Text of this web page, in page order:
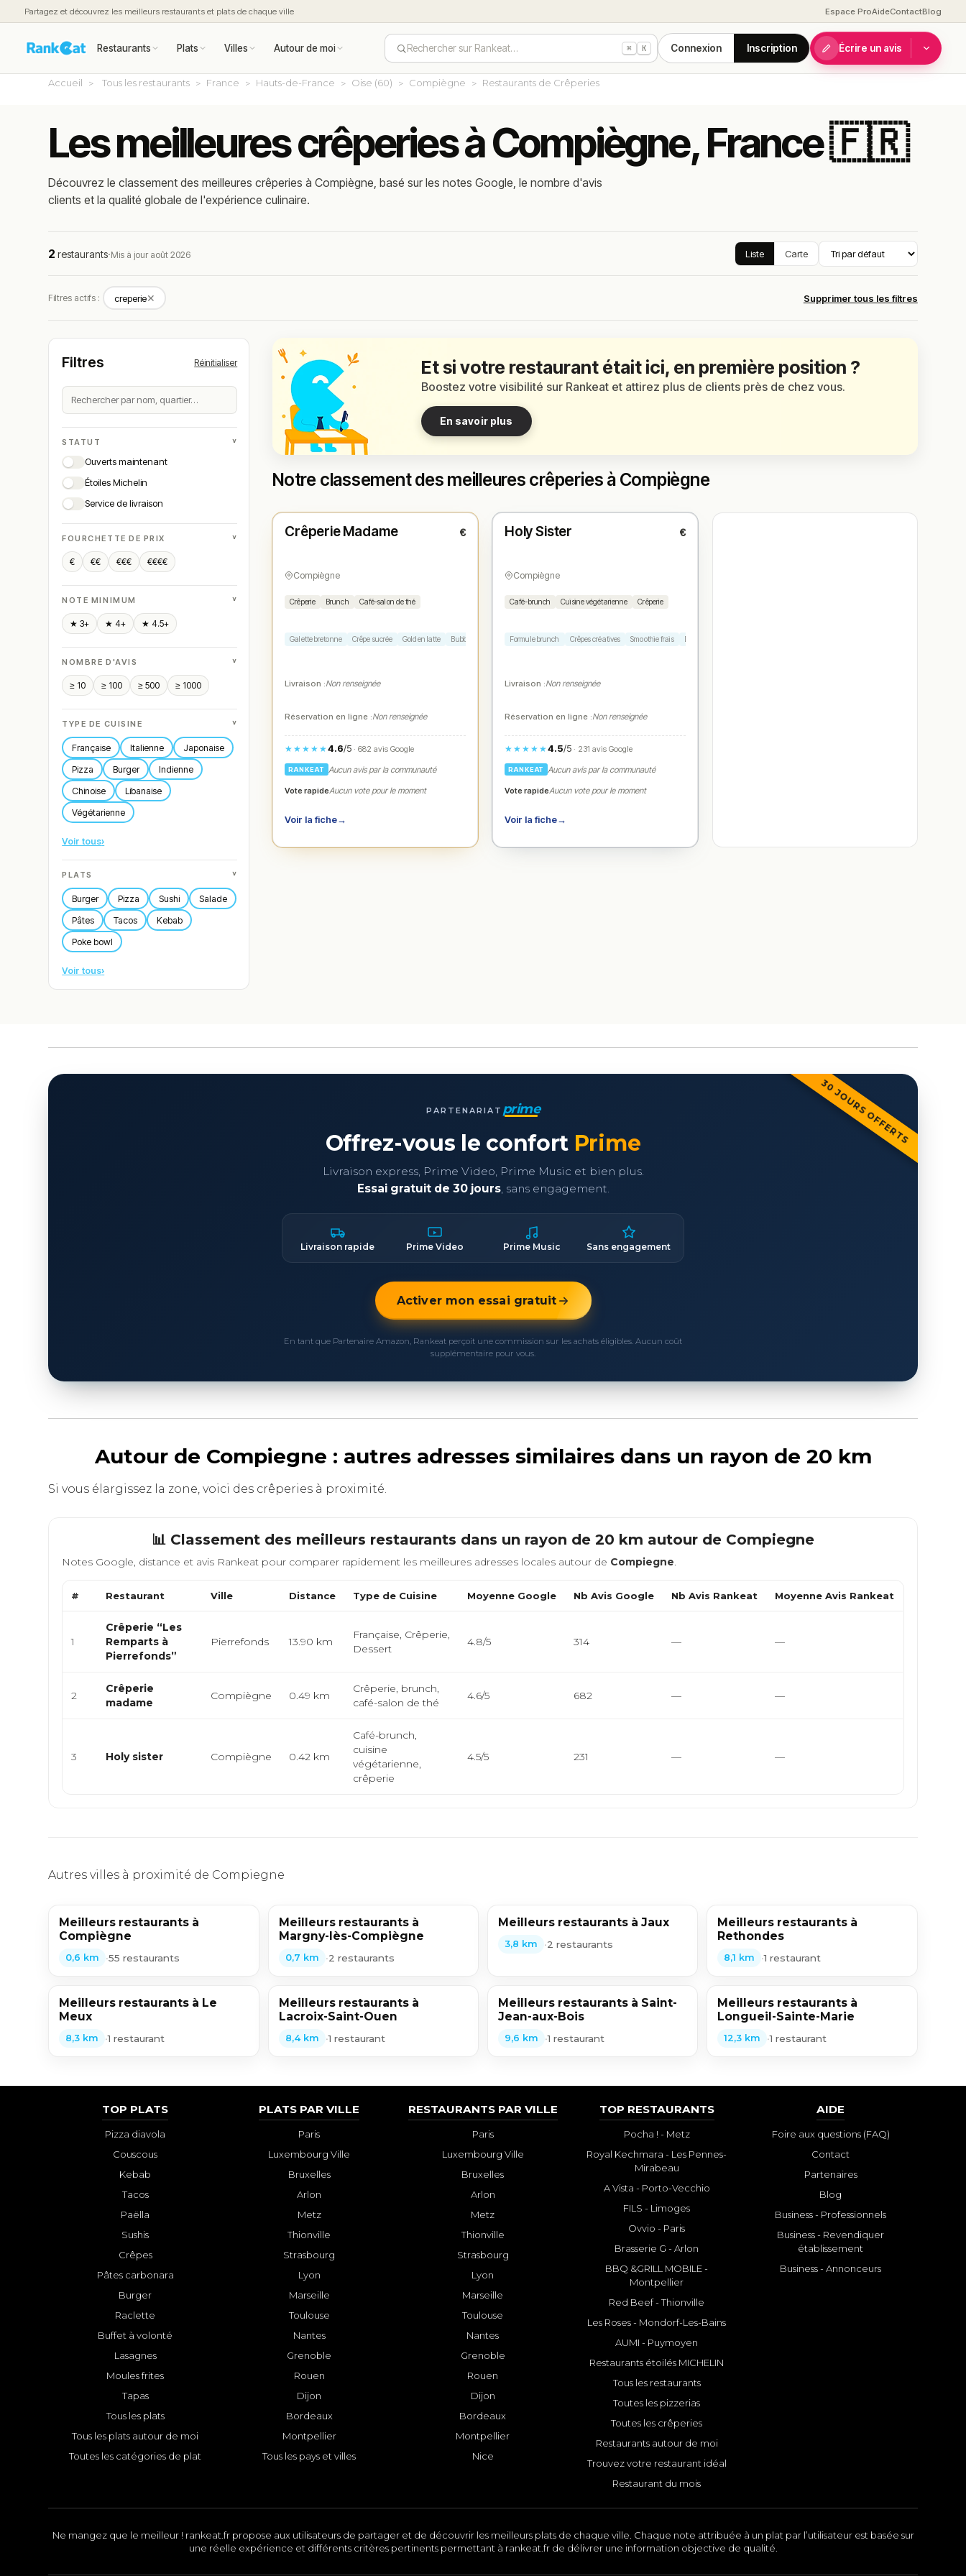
Partagez et découvrez les meilleurs restaurants et plats de chaque ville Espace ProAideContactBlog
Restaurants Plats Villes Autour de moi Rechercher sur Rankeat… ⌘ K Connexion Inscription Écrire un avis
Accueil Tous les restaurants France Hauts-de-France Oise (60) Compiègne Restaurants de Crêperies
Les meilleures crêperies à Compiègne, France 🇫🇷
Découvrez le classement des meilleures crêperies à Compiègne, basé sur les notes Google, le nombre d'avis
clients et la qualité globale de l'expérience culinaire.
2 restaurants·Mis à jour août 2026 Liste Carte
Filtres actifs : creperie✕ Supprimer tous les filtres
Filtres Réinitialiser
STATUT ˅
Ouverts maintenant
Étoiles Michelin
Service de livraison
FOURCHETTE DE PRIX ˅
€ €€ €€€ €€€€
NOTE MINIMUM ˅
★ 3+ ★ 4+ ★ 4.5+
NOMBRE D'AVIS ˅
≥ 10 ≥ 100 ≥ 500 ≥ 1000
TYPE DE CUISINE ˅
Française Italienne
Japonaise
Pizza
Burger
Indienne
Chinoise
Libanaise
Végétarienne
Voir tous›
PLATS ˅
Burger Pizza Sushi
Salade
Pâtes
Tacos
Kebab
Poke bowl
Voir tous›
Et si votre restaurant était ici, en première position ?
Boostez votre visibilité sur Rankeat et attirez plus de clients près de chez vous.
En savoir plus
Notre classement des meilleures crêperies à Compiègne
★ N° 1
Crêperie Madame €
Compiègne
Crêperie Brunch Café-salon de thé
Galette bretonne Crêpe sucrée Golden latte Bubble waffle Brunch dominical
Livraison :Non renseignée
Réservation en ligne :Non renseignée
★★★★★4.6/5· 682 avis Google
RANKEAT Aucun avis par la communauté
Vote rapideAucun vote pour le moment
Voir la fiche→
★ N° 2
Holy Sister €
Compiègne
Café-brunch Cuisine végétarienne Crêperie
Formule brunch Crêpes créatives Smoothie frais Dessert maison
Livraison :Non renseignée
Réservation en ligne :Non renseignée
★★★★★4.5/5· 231 avis Google
RANKEAT Aucun avis par la communauté
Vote rapideAucun vote pour le moment
Voir la fiche→
30 JOURS OFFERTS
PARTENARIAT prime
Offrez-vous le confort Prime
Livraison express, Prime Video, Prime Music et bien plus.
Essai gratuit de 30 jours, sans engagement.
Livraison rapide Prime Video Prime Music Sans engagement
Activer mon essai gratuit
En tant que Partenaire Amazon, Rankeat perçoit une commission sur les achats éligibles. Aucun coût
supplémentaire pour vous.
Autour de Compiegne : autres adresses similaires dans un rayon de 20 km
Si vous élargissez la zone, voici des crêperies à proximité.
📊 Classement des meilleurs restaurants dans un rayon de 20 km autour de Compiegne
Notes Google, distance et avis Rankeat pour comparer rapidement les meilleures adresses locales autour de Compiegne.
# Restaurant Ville Distance Type de Cuisine Moyenne Google Nb Avis Google Nb Avis Rankeat Moyenne Avis Rankeat
1
Crêperie “Les
Remparts à
Pierrefonds”
Pierrefonds 13.90 km
Française, Crêperie,
Dessert
4.8/5 314 — —
2
Crêperie
madame
Compiègne 0.49 km
Crêperie, brunch,
café-salon de thé
4.6/5 682 — —
3 Holy sister Compiègne 0.42 km
Café-brunch,
cuisine
végétarienne,
crêperie
4.5/5 231 — —
Autres villes à proximité de Compiegne
Meilleurs restaurants à
Compiègne
0,6 km •55 restaurants
Meilleurs restaurants à
Margny-lès-Compiègne
0,7 km •2 restaurants
Meilleurs restaurants à Jaux
3,8 km •2 restaurants
Meilleurs restaurants à
Rethondes
8,1 km •1 restaurant
Meilleurs restaurants à Le
Meux
8,3 km •1 restaurant
Meilleurs restaurants à
Lacroix-Saint-Ouen
8,4 km •1 restaurant
Meilleurs restaurants à Saint-
Jean-aux-Bois
9,6 km •1 restaurant
Meilleurs restaurants à
Longueil-Sainte-Marie
12,3 km •1 restaurant
TOP PLATS
Pizza diavola
Couscous
Kebab
Tacos
Paëlla
Sushis
Crêpes
Pâtes carbonara
Burger
Raclette
Buffet à volonté
Lasagnes
Moules frites
Tapas
Tous les plats
Tous les plats autour de moi
Toutes les catégories de plat
PLATS PAR VILLE
Paris
Luxembourg Ville
Bruxelles
Arlon
Metz
Thionville
Strasbourg
Lyon
Marseille
Toulouse
Nantes
Grenoble
Rouen
Dijon
Bordeaux
Montpellier
Tous les pays et villes
RESTAURANTS PAR VILLE
Paris
Luxembourg Ville
Bruxelles
Arlon
Metz
Thionville
Strasbourg
Lyon
Marseille
Toulouse
Nantes
Grenoble
Rouen
Dijon
Bordeaux
Montpellier
Nice
TOP RESTAURANTS
Pocha ! - Metz
Royal Kechmara - Les Pennes-
Mirabeau
A Vista - Porto-Vecchio
FILS - Limoges
Ovvio - Paris
Brasserie G - Arlon
BBQ &GRILL MOBILE -
Montpellier
Red Beef - Thionville
Les Roses - Mondorf-Les-Bains
AUMI - Puymoyen
Restaurants étoilés MICHELIN
Tous les restaurants
Toutes les pizzerias
Toutes les crêperies
Restaurants autour de moi
Trouvez votre restaurant idéal
Restaurant du mois
AIDE
Foire aux questions (FAQ)
Contact
Partenaires
Blog
Business - Professionnels
Business - Revendiquer
établissement
Business - Annonceurs
Ne mangez que le meilleur ! rankeat.fr propose aux utilisateurs de partager et de découvrir les meilleurs plats de chaque ville. Chaque note attribuée à un plat par l’utilisateur est basée sur
une réelle expérience et différents critères pertinents permettant à rankeat.fr de délivrer une information objective de qualité.